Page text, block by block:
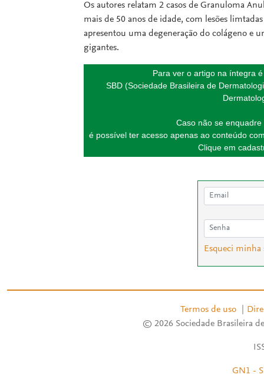
Os autores relatam 2 casos de Granuloma
mais de 50 anos de idade, com lesões
apresentou uma degeneração do colágeno e
gigantes.
Para ver o artigo na íntegra
SBD (Sociedade Brasileira de
Caso não se
é possível ter acesso apenas ao conteúdo
Clique em
Esqueci minha
Termos de uso
© 2026 Sociedade Brasileira
GN1 -